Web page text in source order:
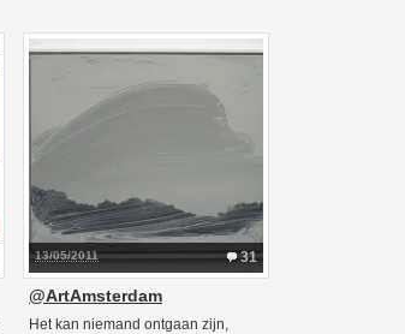
31
13/05/2011
@ArtAmsterdam
Het kan niemand ontgaan zijn,